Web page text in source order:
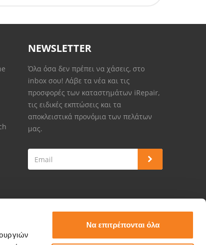
Να επιτρέπονται όλα
NEWSLETTER
Όλα όσα δεν πρέπει να χάσεις, στο
inbox σου! Λάβε τα νέα και τις
προσφορές των καταστημάτων iRepair,
τις ειδικές εκπτώσεις και τα
αποκλειστικά προνόμια των πελάτων
μας.